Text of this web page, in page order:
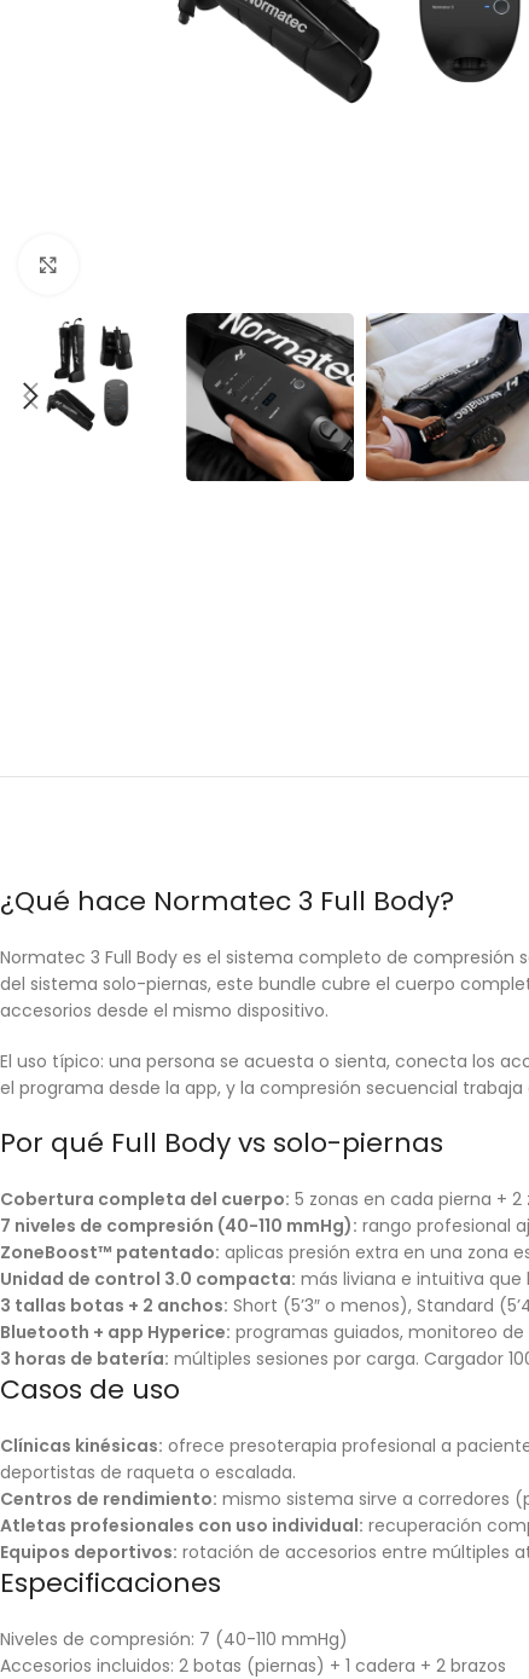
¿Qué hace Normatec 3 Full Body?
Normatec 3 Full Body es el sistema completo de compresión
del sistema solo-piernas, este bundle cubre el cuerpo
accesorios desde el mismo dispositivo.
El uso típico: una persona se acuesta o sienta, conecta los
el programa desde la app, y la compresión secuencial
Por qué Full Body vs solo-piernas
Cobertura completa del cuerpo: 5 zonas en cada pierna +
7 niveles de compresión (40-110 mmHg): rango profesional
ZoneBoost™ patentado: aplicas presión extra en una zona
Unidad de control 3.0 compacta: más liviana e intuitiva que
3 tallas botas + 2 anchos: Short (5’3″ o menos), Standard
Bluetooth + app Hyperice: programas guiados, monitoreo
3 horas de batería: múltiples sesiones por carga. Cargador
Casos de uso
Clínicas kinésicas: ofrece presoterapia profesional a
deportistas de raqueta o escalada.
Centros de rendimiento: mismo sistema sirve a corredores
Atletas profesionales con uso individual: recuperación
Equipos deportivos: rotación de accesorios entre múltiples
Especificaciones
Niveles de compresión: 7 (40-110 mmHg)
Accesorios incluidos: 2 botas (piernas) + 1 cadera + 2 brazos